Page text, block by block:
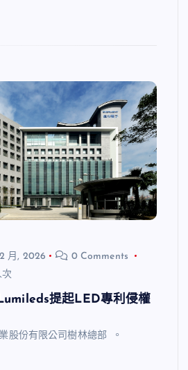
月, 2026
0 Comments
提起LED專利侵權
股份有限公司樹林總部 。